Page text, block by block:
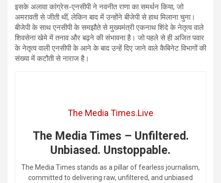
इसके अलावा कांग्रेस-एनसीपी ने नवनीत राणा का समर्थन किया, जो
अमरावती से जीती थीं, लेकिन बाद में उन्होंने बीजेपी से हाथ मिलाना चुना।
बीजेपी के साथ एनसीपी के समझौते से मुख्यमंत्री एकनाथ शिंदे के नेतृत्व वाले
शिवसेना खेमे में तनाव और बढ़ने की संभावना है। जो पहले से ही अजित पवार
के नेतृत्व वाली एनसीपी के आने के बाद उन्हें द‍िए जाने वाले कैबिनेट विभागों की
संख्या में कटौती से नाराज है।
The Media Times.Live
The Media Times – Unfiltered.
Unbiased. Unstoppable.
The Media Times stands as a pillar of fearless journalism,
committed to delivering raw, unfiltered, and unbiased